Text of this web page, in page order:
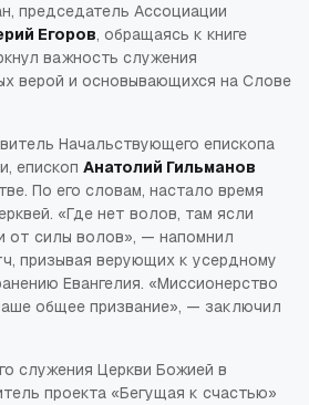
председатель Ассоциации
Егоров, обращаясь к книге
важность служения
верой и основывающихся на Слове
Начальствующего епископа
епископ Анатолий Гильманов
По его словам, настало время
«Где нет волов, там ясли
от силы волов», — напомнил
призывая верующих к усердному
Евангелия. «Миссионерство
общее призвание», — заключил
служения Церкви Божией в
проекта «Бегущая к счастью»